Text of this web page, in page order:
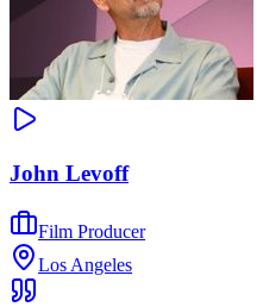
John Levoff
Film Producer
Los Angeles